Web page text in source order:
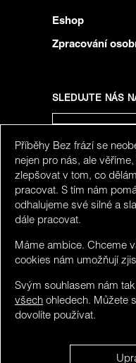
Eshop
Zpracování
SLEDUJTE NÁS
SLEDUJTE NÁS
Příběhy Bez frází se
nejen pro nás, ale
zlepšovat v tom, co
pracovat. S tím nám
odhalujeme své silné a
dále pracovat.
Máme ambice. Chceme
cookies nám umožňují
Svým souhlasem nám
všech ohledech. Můžete
dovolíte používat.
We detected you